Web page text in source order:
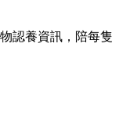
認養資訊，陪每隻